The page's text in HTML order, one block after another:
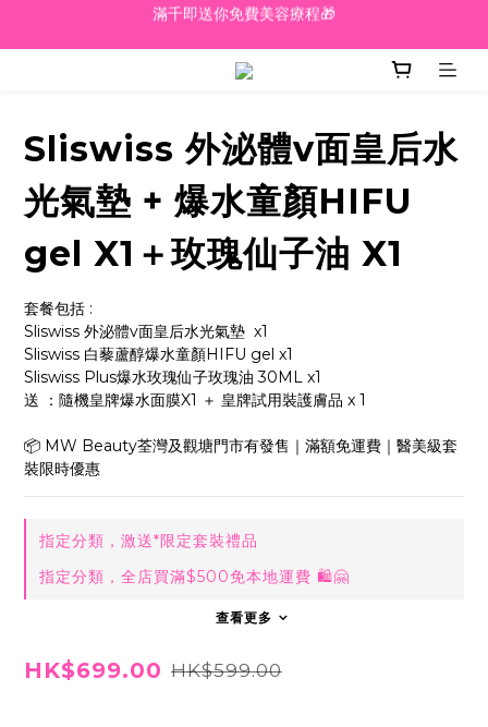
越買越抵‼️滿$2000額外九五折‼️
越買越抵‼️滿$2000額外九五折‼️
☀️【Summer Sales 盛夏狂歡】滿 $700 即減 $40！🔥
越買越抵‼️滿$2000額外九五折‼️
Sliswiss 外泌體v面皇后水
光氣墊 + 爆水童顏HIFU
gel X1＋玫瑰仙子油 X1
套餐包括 :
Sliswiss 外泌體v面皇后水光氣墊  x1
Sliswiss 白藜蘆醇爆水童顏HIFU gel x1
Sliswiss Plus爆水玫瑰仙子玫瑰油 30ML x1
送 ：隨機皇牌爆水面膜X1 ＋ 皇牌試用裝護膚品 x 1
📦 MW Beauty荃灣及觀塘門市有發售｜滿額免運費｜醫美級套
裝限時優惠
指定分類，激送*限定套裝禮品
指定分類，全店買滿$500免本地運費 🛍🤗
查看更多
HK$699.00 HK$599.00